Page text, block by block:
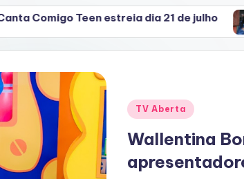
estreia dia 21 de julho Aberta a
3 de julho de
Posted
TV Aberta
Wallentina